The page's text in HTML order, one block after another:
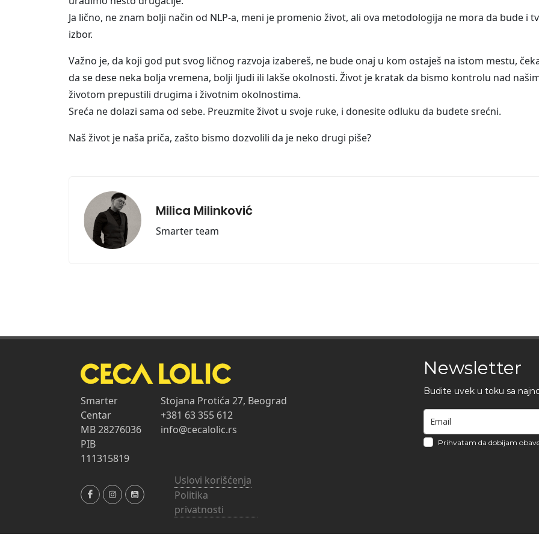
Ja lično, ne znam bolji način od NLP-a, meni je promenio život, ali ova metodologija ne mora da bude i
izbor.
Važno je, da koji god put svog ličnog razvoja izabereš, ne bude onaj u kom ostaješ na istom mestu,
da se dese neka bolja vremena, bolji ljudi ili lakše okolnosti. Život je kratak da bismo kontrolu nad
životom prepustili drugima i životnim okolnostima.
Sreća ne dolazi sama od sebe. Preuzmite život u svoje ruke, i donesite odluku da budete srećni.
Naš život je naša priča, zašto bismo dozvolili da je neko drugi piše?
Milica Milinković
Smarter team
Smarter
Centar
MB 28276036
PIB
111315819
Stojana Protića 27, Beograd
+381 63 355 612
info@cecalolic.rs
Uslovi korišćenja
Politika
privatnosti
Newsletter
Budite uvek u toku sa
Prihvatam da dobijam